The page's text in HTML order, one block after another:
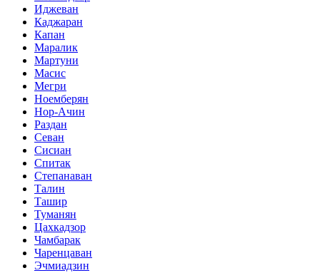
Иджеван
Каджаран
Капан
Маралик
Мартуни
Масис
Мегри
Ноемберян
Нор-Ачин
Раздан
Севан
Сисиан
Спитак
Степанаван
Талин
Ташир
Туманян
Цахкадзор
Чамбарак
Чаренцаван
Эчмиадзин